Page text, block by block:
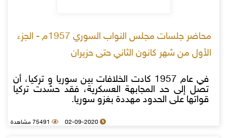
محاضر جلسات مجلس النواب السوري 1957م - الجزء
الأول من شهر كانون الثاني حتى حزيران
في عام 1957 كادت الخلافات بين سوريا و تركيا، أن
تصل إلى حد المجابهة العسكرية، فقد حشدت تركيا
قواتها على الحدود مهددة بغزو سوريا.
02-09-2020 75491 مشاهدة